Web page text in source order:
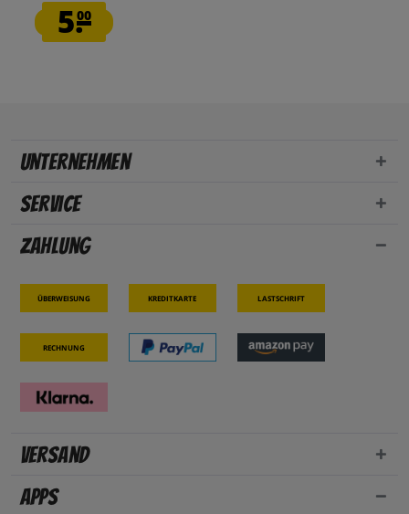
5.00
Unternehmen
Service
Zahlung
Überweisung Kreditkarte Lastschrift
Rechnung
Versand
Apps